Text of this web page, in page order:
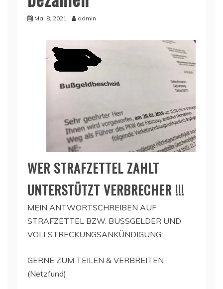
Mai 8, 2021 admin
WER STRAFZETTEL ZAHLT
UNTERSTÜTZT VERBRECHER !!!
MEIN ANTWORTSCHREIBEN AUF
STRAFZETTEL BZW. BUSSGELDER UND
VOLLSTRECKUNGSANKÜNDIGUNG:
GERNE ZUM TEILEN & VERBREITEN
(Netzfund)